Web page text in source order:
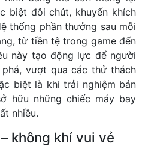
biệt đôi chút, khuyến khích
thống phần thưởng sau mỗi
từ tiền tệ trong game đến
này tạo động lực để người
vượt qua các thử thách
biệt là khi trải nghiệm bản
hữu những chiếc máy bay
nhiều.
không khí vui vẻ